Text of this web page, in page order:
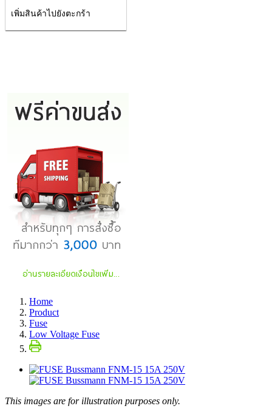
เพิ่มสินค้าไปยังตะกร้า
Home
Product
Fuse
Low Voltage Fuse
This images are for illustration purposes only.